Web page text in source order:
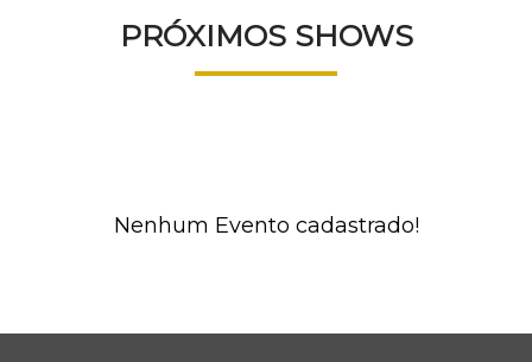
PRÓXIMOS SHOWS
Nenhum Evento cadastrado!